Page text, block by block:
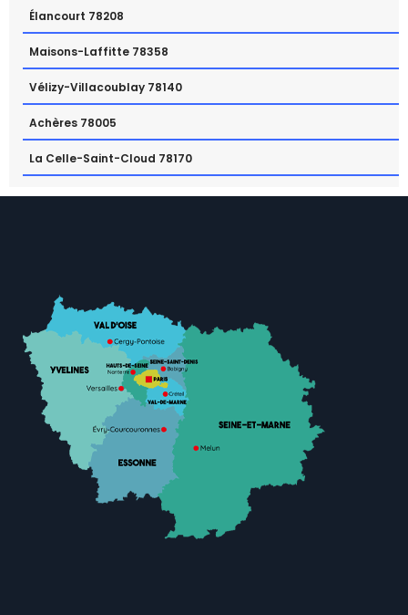
Élancourt 78208
Maisons-Laffitte 78358
Vélizy-Villacoublay 78140
Achères 78005
La Celle-Saint-Cloud 78170